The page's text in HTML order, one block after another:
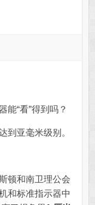
“看”得到吗？
亚毫米级别。
顿和南卫理公会
和标准指示器中